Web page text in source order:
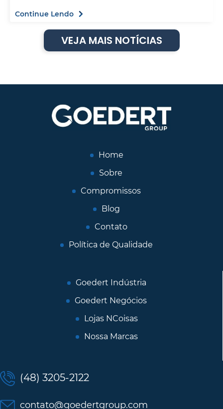
Continue Lendo
VEJA MAIS NOTÍCIAS
Home
Sobre
Compromissos
Blog
Contato
Política de Qualidade
Goedert Indústria
Goedert Negócios
Lojas NCoisas
Nossa Marcas
(48) 3205-2122
contato@goedertgroup.com